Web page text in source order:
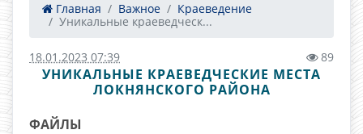
Главная Важное
Краеведение
Уникальные краеведческ...
18.01.2023 07:39 89
УНИКАЛЬНЫЕ КРАЕВЕДЧЕСКИЕ МЕСТА
ЛОКНЯНСКОГО РАЙОНА
ФАЙЛЫ